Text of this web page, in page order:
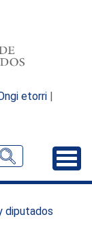
etorri |
diputados